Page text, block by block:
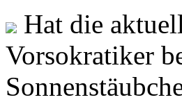
Hat die
Vorsokratiker